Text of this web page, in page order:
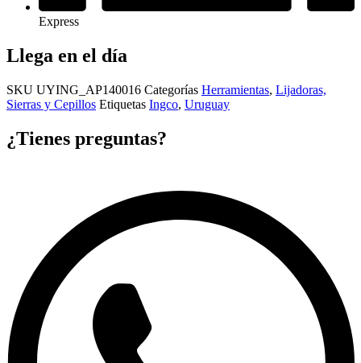
Express
Llega en el día
SKU UYING_AP140016 Categorías Herramientas, Lijadoras,
Sierras y Cepillos Etiquetas Ingco, Uruguay
¿Tienes preguntas?